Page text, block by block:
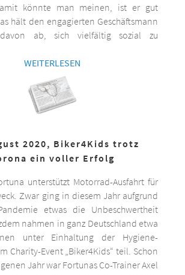
könnte man meinen, ist er gut
hält den engagierten Geschäftsmann
ab, sich vielfältig sozial zu
WEITERLESEN
2020, Biker4Kids trotz
ein voller Erfolg
unterstützt Motorrad-Ausfahrt für
Zwar ging in diesem Jahr aufgrund
etwas die Unbeschwertheit
nahmen in ganz Deutschland etwa
unter Einhaltung der Hygiene-
Charity-Event „Biker4Kids“ teil. Schon
Jahr war Fortunas Co-Trainer Axel